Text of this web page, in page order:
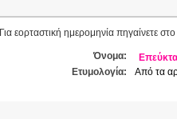
Για εορταστική ημερομηνία πηγαίνετε
Όνομα:
Επεύκτα
Ετυμολογία:
Από τα